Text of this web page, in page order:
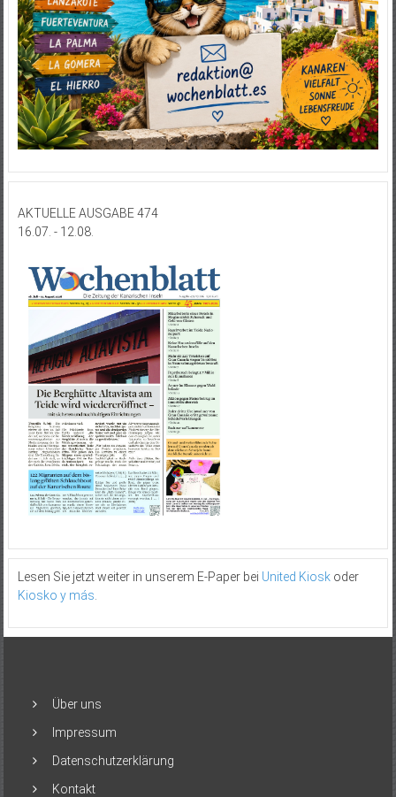
AKTUELLE AUSGABE 474
16.07. - 12.08.
Lesen Sie jetzt weiter in unserem E-Paper bei United Kioskoder
Kiosko y más.
Über uns
Impressum
Datenschutzerklärung
Kontakt